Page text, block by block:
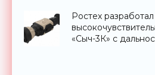
Ростех разработал
«Сыч-3К» с